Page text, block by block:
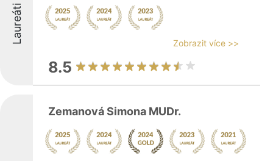
Laureáti Zobrazit více >>
8.5
Zemanová Simona MUDr.